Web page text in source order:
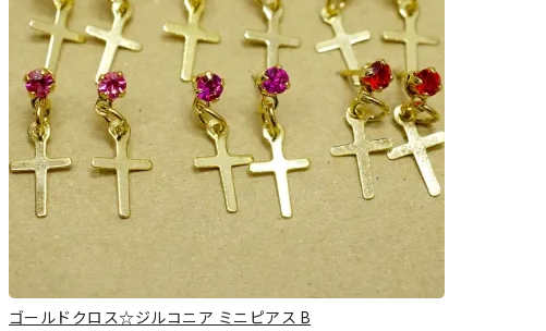
ゴールドクロス☆ジルコニア ミニピアス B